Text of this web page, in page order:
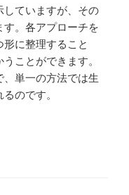
していますが、その
す。各アプローチを
に整理すること
ことができます。
、単一の方法では生
のです。